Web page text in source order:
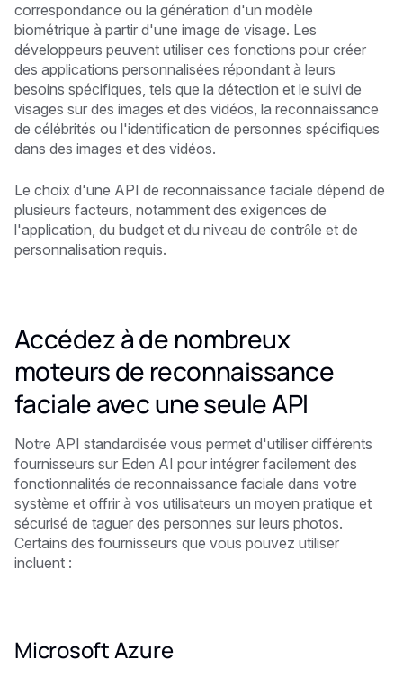
correspondance ou la génération d'un modèle
biométrique à partir d'une image de visage. Les
développeurs peuvent utiliser ces fonctions pour créer
des applications personnalisées répondant à leurs
besoins spécifiques, tels que la détection et le suivi de
visages sur des images et des vidéos, la reconnaissance
de célébrités ou l'identification de personnes spécifiques
dans des images et des vidéos.
Le choix d'une API de reconnaissance faciale dépend de
plusieurs facteurs, notamment des exigences de
l'application, du budget et du niveau de contrôle et de
personnalisation requis.
Accédez à de nombreux
moteurs de reconnaissance
faciale avec une seule API
Notre API standardisée vous permet d'utiliser différents
fournisseurs sur Eden AI pour intégrer facilement des
fonctionnalités de reconnaissance faciale dans votre
système et offrir à vos utilisateurs un moyen pratique et
sécurisé de taguer des personnes sur leurs photos.
Certains des fournisseurs que vous pouvez utiliser
incluent :
Microsoft Azure